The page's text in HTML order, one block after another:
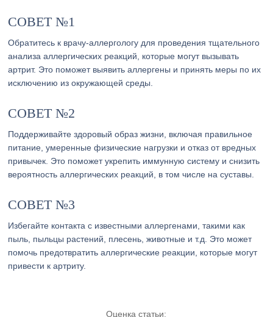
СОВЕТ №1
Обратитесь к врачу-аллергологу для проведения тщательного
анализа аллергических реакций, которые могут вызывать
артрит. Это поможет выявить аллергены и принять меры по их
исключению из окружающей среды.
СОВЕТ №2
Поддерживайте здоровый образ жизни, включая правильное
питание, умеренные физические нагрузки и отказ от вредных
привычек. Это поможет укрепить иммунную систему и снизить
вероятность аллергических реакций, в том числе на суставы.
СОВЕТ №3
Избегайте контакта с известными аллергенами, такими как
пыль, пыльцы растений, плесень, животные и т.д. Это может
помочь предотвратить аллергические реакции, которые могут
привести к артриту.
Оценка статьи: